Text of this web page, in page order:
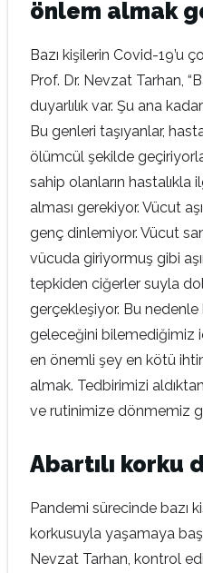
önlem almak
Bazı kişilerin Covid-19’u
Prof. Dr. Nevzat Tarhan,
duyarlılık var. Şu ana
Bu genleri taşıyanlar,
ölümcül şekilde
sahip olanların
alması gerekiyor. Vücut
genç dinlemiyor. Vücut
vücuda giriyormuş gibi
tepkiden ciğerler suyla
gerçekleşiyor. Bu
geleceğini bilemediğimiz
en önemli şey en kötü
almak. Tedbirimizi
ve rutinimize dönmemiz
Abartılı korku
Pandemi sürecinde bazı
korkusuyla yaşamaya
Nevzat Tarhan, kontrol